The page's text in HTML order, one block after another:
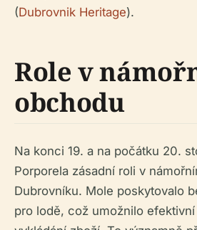
(Dubrovnik Heritage).
Role v
obchodu
Na konci 19. a na počátku 20.
Porporela zásadní roli v
Dubrovníku. Mole poskytovalo
pro lodě, což umožnilo efektivní